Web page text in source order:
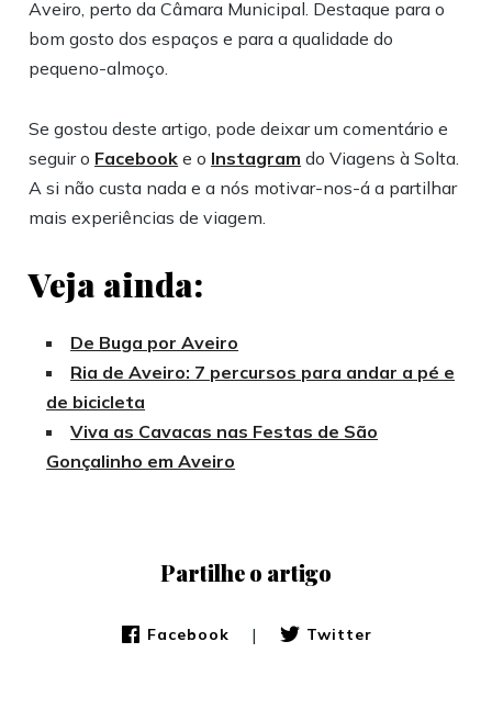
Aveiro, perto da Câmara Municipal. Destaque para o
bom gosto dos espaços e para a qualidade do
pequeno-almoço.
Se gostou deste artigo, pode deixar um comentário e
seguir o Facebook e o Instagram do Viagens à Solta.
A si não custa nada e a nós motivar-nos-á a partilhar
mais experiências de viagem.
Veja ainda:
De Buga por Aveiro
Ria de Aveiro: 7 percursos para andar a pé e
de bicicleta
Viva as Cavacas nas Festas de São
Gonçalinho em Aveiro
Partilhe o artigo
Facebook | Twitter